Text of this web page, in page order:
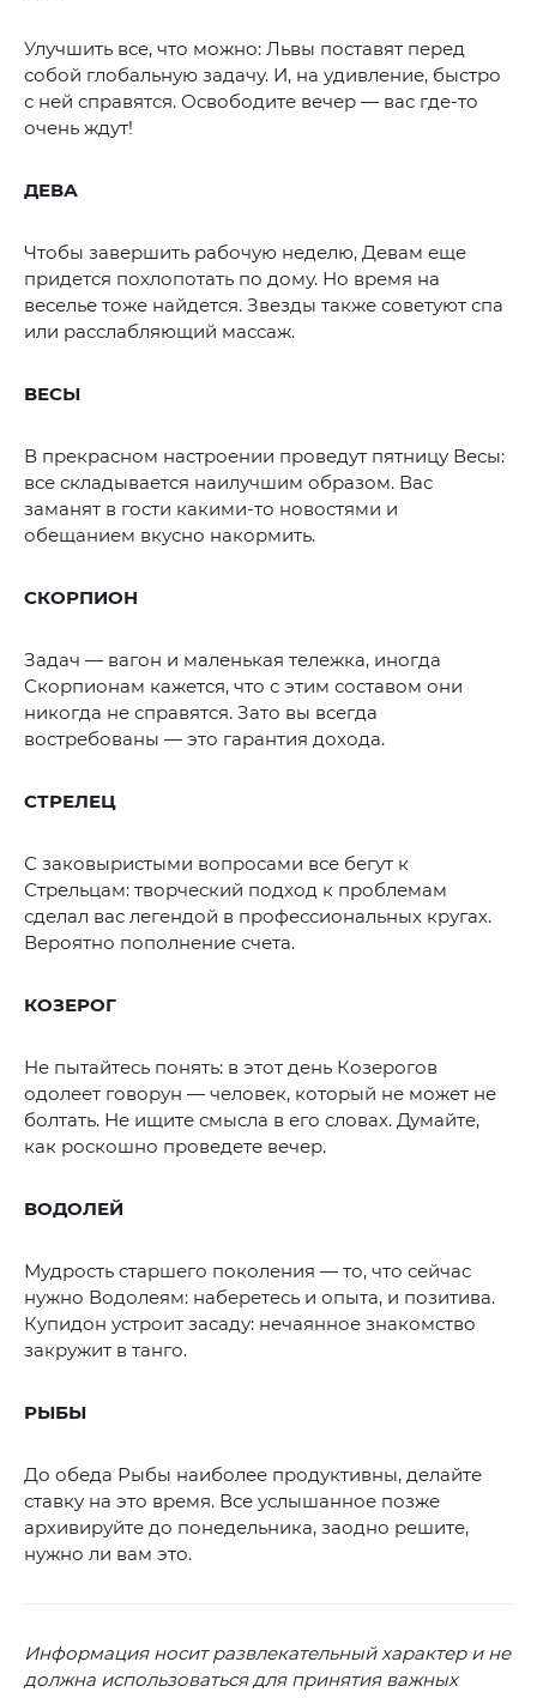
Улучшить все, что можно: Львы поставят перед
собой глобальную задачу. И, на удивление, быстро
с ней справятся. Освободите вечер — вас где-то
очень ждут!
ДЕВА
Чтобы завершить рабочую неделю, Девам еще
придется похлопотать по дому. Но время на
веселье тоже найдется. Звезды также советуют спа
или расслабляющий массаж.
ВЕСЫ
В прекрасном настроении проведут пятницу Весы:
все складывается наилучшим образом. Вас
заманят в гости какими-то новостями и
обещанием вкусно накормить.
СКОРПИОН
Задач — вагон и маленькая тележка, иногда
Скорпионам кажется, что с этим составом они
никогда не справятся. Зато вы всегда
востребованы — это гарантия дохода.
СТРЕЛЕЦ
С заковыристыми вопросами все бегут к
Стрельцам: творческий подход к проблемам
сделал вас легендой в профессиональных кругах.
Вероятно пополнение счета.
КОЗЕРОГ
Не пытайтесь понять: в этот день Козерогов
одолеет говорун — человек, который не может не
болтать. Не ищите смысла в его словах. Думайте,
как роскошно проведете вечер.
ВОДОЛЕЙ
Мудрость старшего поколения — то, что сейчас
нужно Водолеям: наберетесь и опыта, и позитива.
Купидон устроит засаду: нечаянное знакомство
закружит в танго.
РЫБЫ
До обеда Рыбы наиболее продуктивны, делайте
ставку на это время. Все услышанное позже
архивируйте до понедельника, заодно решите,
нужно ли вам это.
Информация носит развлекательный характер и не
должна использоваться для принятия важных